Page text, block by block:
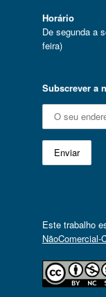
Horário
De segunda a
feira)
Subscrever a
Este trabalho
NãoComercial-